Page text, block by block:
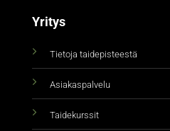
Yritys
Tietoja taidepisteestä
Asiakaspalvelu
Taidekurssit